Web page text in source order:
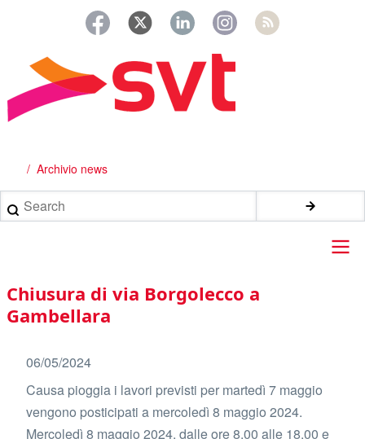
principale
Briciole
di
pane
Archivio news
Search
Main
navigation
Chiusura di via Borgolecco a
Gambellara
06/05/2024
Causa pioggia i lavori previsti per martedì 7 maggio
vengono posticipati a mercoledì 8 maggio 2024.
Mercoledì 8 maggio 2024, dalle ore 8.00 alle 18.00 e